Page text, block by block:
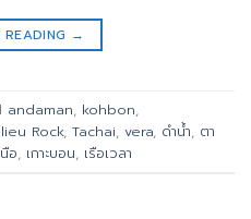
→
andaman, kohbon,
Rock, Tachai, vera, ดำน้ำ, ตา
อ, เกาะบอน, เรือเวลา